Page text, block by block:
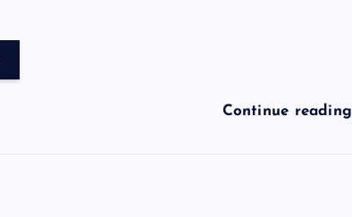
Continue reading